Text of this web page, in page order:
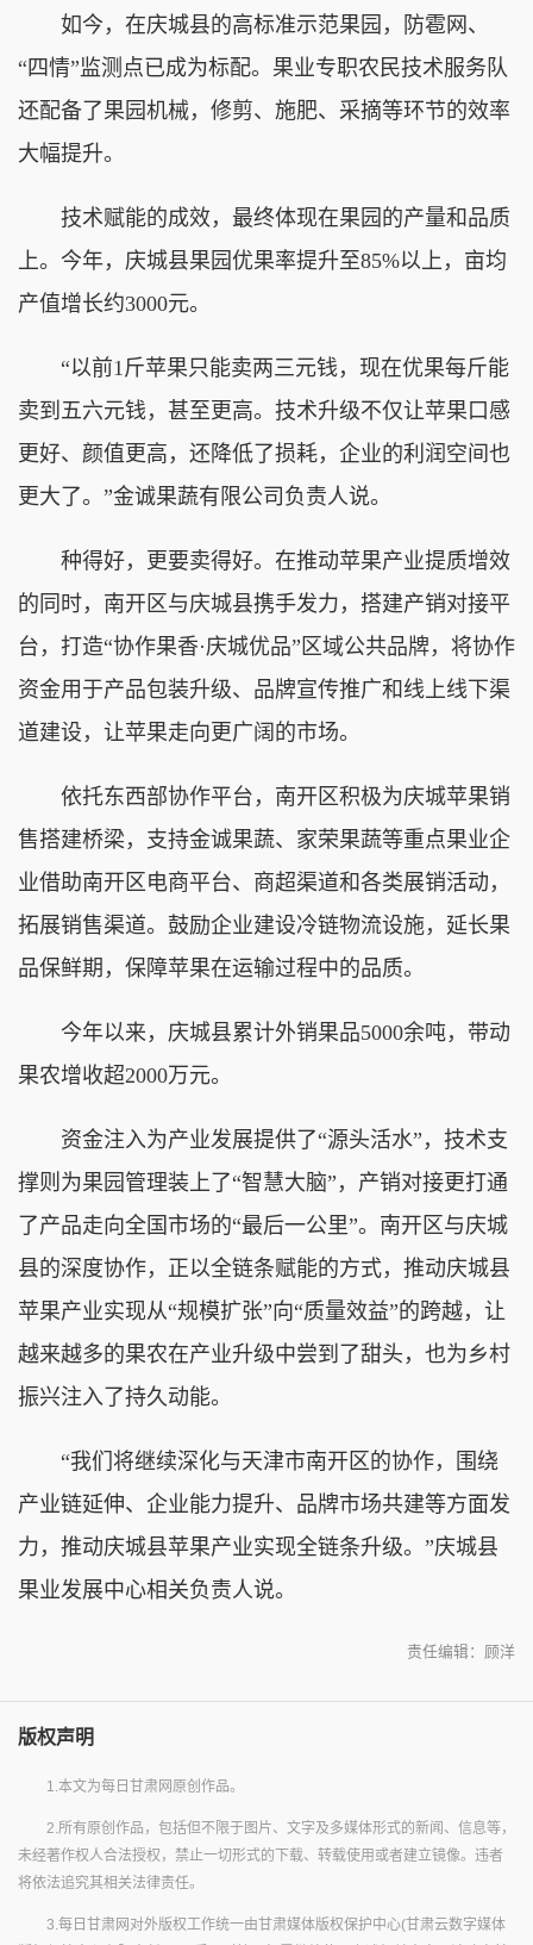
如今，在庆城县的高标准示范果园，防雹网、
“四情”监测点已成为标配。果业专职农民技术服务队
还配备了果园机械，修剪、施肥、采摘等环节的效率
大幅提升。
技术赋能的成效，最终体现在果园的产量和品质
上。今年，庆城县果园优果率提升至85%以上，亩均
产值增长约3000元。
“以前1斤苹果只能卖两三元钱，现在优果每斤能
卖到五六元钱，甚至更高。技术升级不仅让苹果口感
更好、颜值更高，还降低了损耗，企业的利润空间也
更大了。”金诚果蔬有限公司负责人说。
种得好，更要卖得好。在推动苹果产业提质增效
的同时，南开区与庆城县携手发力，搭建产销对接平
台，打造“协作果香·庆城优品”区域公共品牌，将协作
资金用于产品包装升级、品牌宣传推广和线上线下渠
道建设，让苹果走向更广阔的市场。
依托东西部协作平台，南开区积极为庆城苹果销
售搭建桥梁，支持金诚果蔬、家荣果蔬等重点果业企
业借助南开区电商平台、商超渠道和各类展销活动，
拓展销售渠道。鼓励企业建设冷链物流设施，延长果
品保鲜期，保障苹果在运输过程中的品质。
今年以来，庆城县累计外销果品5000余吨，带动
果农增收超2000万元。
资金注入为产业发展提供了“源头活水”，技术支
撑则为果园管理装上了“智慧大脑”，产销对接更打通
了产品走向全国市场的“最后一公里”。南开区与庆城
县的深度协作，正以全链条赋能的方式，推动庆城县
苹果产业实现从“规模扩张”向“质量效益”的跨越，让
越来越多的果农在产业升级中尝到了甜头，也为乡村
振兴注入了持久动能。
“我们将继续深化与天津市南开区的协作，围绕
产业链延伸、企业能力提升、品牌市场共建等方面发
力，推动庆城县苹果产业实现全链条升级。”庆城县
果业发展中心相关负责人说。
责任编辑：顾洋
版权声明
1.本文为每日甘肃网原创作品。
2.所有原创作品，包括但不限于图片、文字及多媒体形式的新闻、信息等，
未经著作权人合法授权，禁止一切形式的下载、转载使用或者建立镜像。违者
将依法追究其相关法律责任。
3.每日甘肃网对外版权工作统一由甘肃媒体版权保护中心(甘肃云数字媒体